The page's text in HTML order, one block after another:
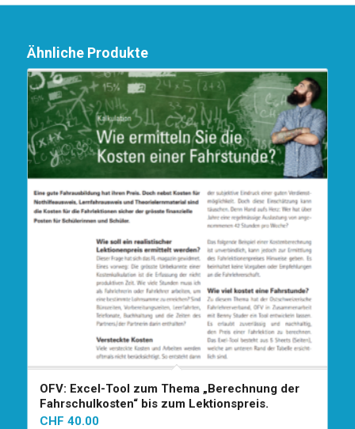
Ähnliche Produkte
OFV: Excel-Tool zum Thema „Berechnung der
Fahrschulkosten“ bis zum Lektionspreis.
CHF 40.00